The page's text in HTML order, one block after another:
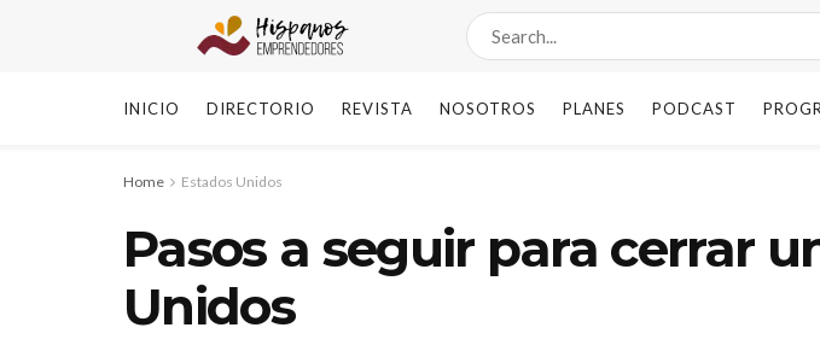
INICIO DIRECTORIO REVISTA NOSOTROS PLANES PODCAST
Home Estados Unidos
Pasos a seguir para cerrar
Unidos